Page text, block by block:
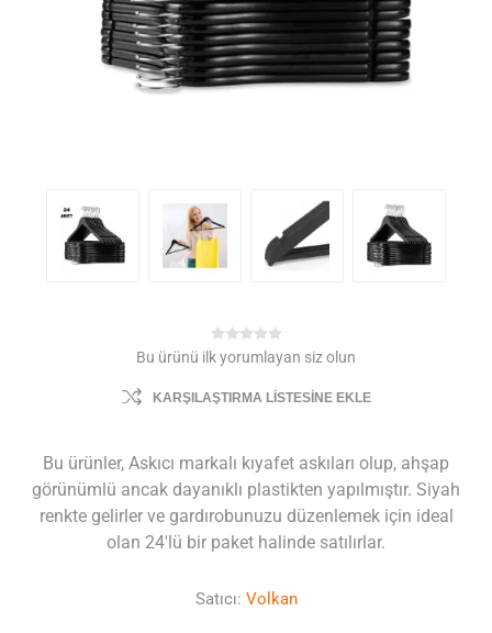
Bu ürünü ilk yorumlayan siz olun
KARŞILAŞTIRMA LISTESINE EKLE
Bu ürünler, Askıcı markalı kıyafet askıları olup, ahşap
görünümlü ancak dayanıklı plastikten yapılmıştır. Siyah
renkte gelirler ve gardırobunuzu düzenlemek için ideal
olan 24'lü bir paket halinde satılırlar.
Satıcı: Volkan